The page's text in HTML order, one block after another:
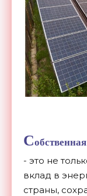
С
- это не
вклад в
страны,